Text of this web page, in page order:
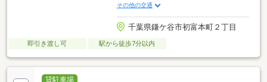
その他の交通
千葉県鎌ケ谷市初富本町２丁目
即引き渡し可 駅から徒歩7分以内
貸駐車場